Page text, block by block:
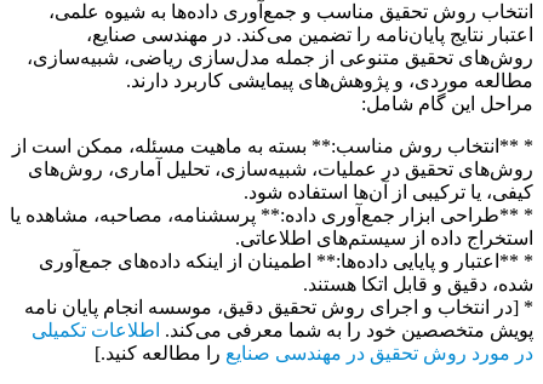
انتخاب روش تحقیق مناسب و جمع‌آوری داده‌ها به شیوه علمی،
اعتبار نتایج پایان‌نامه را تضمین می‌کند. در مهندسی صنایع،
روش‌های تحقیق متنوعی از جمله مدل‌سازی ریاضی، شبیه‌سازی،
مطالعه موردی، و پژوهش‌های پیمایشی کاربرد دارند.
مراحل این گام شامل:
* **انتخاب روش مناسب:** بسته به ماهیت مسئله، ممکن است از
روش‌های تحقیق در عملیات، شبیه‌سازی، تحلیل آماری، روش‌های
کیفی، یا ترکیبی از آن‌ها استفاده شود.
* **طراحی ابزار جمع‌آوری داده:** پرسشنامه، مصاحبه، مشاهده یا
استخراج داده از سیستم‌های اطلاعاتی.
* **اعتبار و پایایی داده‌ها:** اطمینان از اینکه داده‌های جمع‌آوری
شده، دقیق و قابل اتکا هستند.
* [در انتخاب و اجرای روش تحقیق دقیق، موسسه انجام پایان نامه
پویش متخصصین خود را به شما معرفی می‌کند. اطلاعات تکمیلی
در مورد روش تحقیق در مهندسی صنایع را مطالعه کنید.]